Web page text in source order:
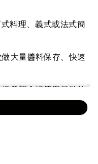
料理、義式或法式簡
大量醬料保存、快速
希望食譜簡單易做的